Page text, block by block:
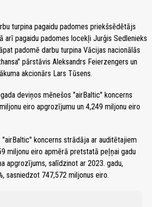
turpina pagaidu padomes priekšsēdētājs
arī pagaidu padomes locekļi Jurģis Sedlenieks
padomē darbu turpina Vācijas nacionālās
pārstāvis Aleksandrs Feierzengers un
akcionārs Lars Tūsens.
deviņos mēnešos "airBaltic" koncerns
eiro apgrozījumu un 4,249 miljonu eiro
"airBaltic" koncerns strādāja ar auditētajiem
miljonu eiro apmērā pretstatā peļņai gadu
apgrozījums, salīdzinot ar 2023. gadu,
sasniedzot 747,572 miljonus eiro.